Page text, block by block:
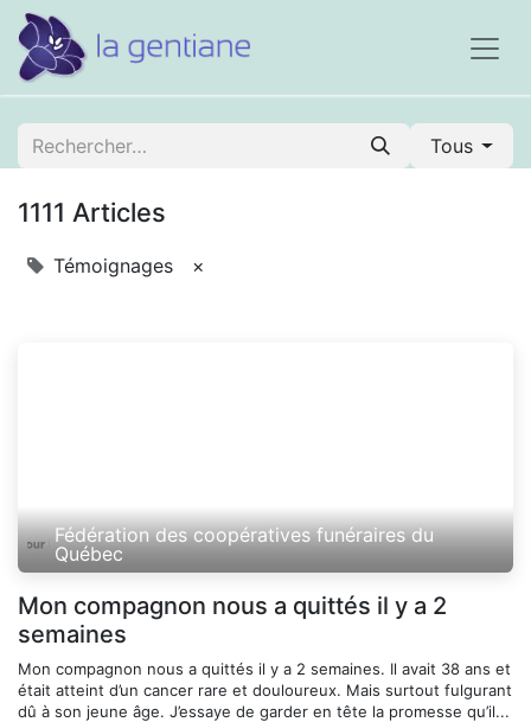
Tous
1111 Articles
Témoignages ×
Fédération des coopératives funéraires du
Québec
Mon compagnon nous a quittés il y a 2
semaines
Mon compagnon nous a quittés il y a 2 semaines. Il avait 38 ans et
était atteint d’un cancer rare et douloureux. Mais surtout fulgurant
dû à son jeune âge. J’essaye de garder en tête la promesse qu’il...